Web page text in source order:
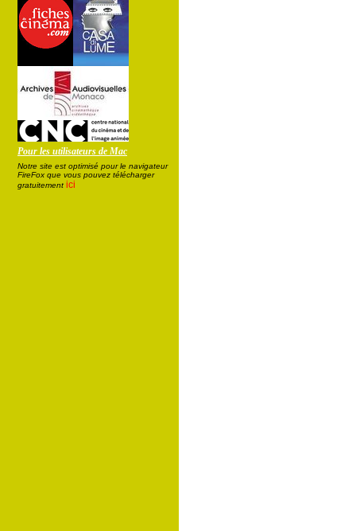
Pour les utilisateurs de Mac
Notre site est optimisé pour le navigateur
FireFox que vous pouvez télécharger
gratuitement ici